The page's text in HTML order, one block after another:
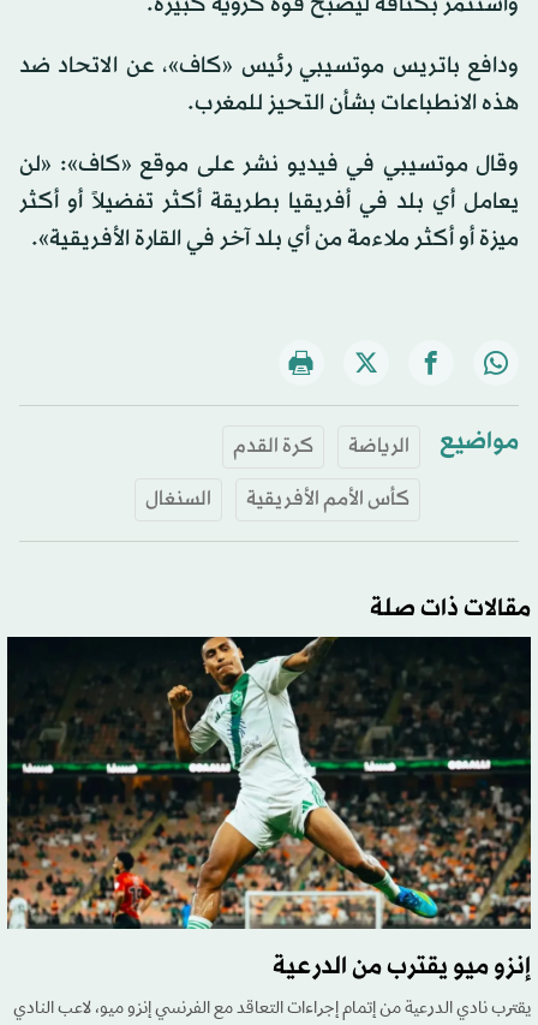
ودافع باتريس موتسيبي رئيس «كاف»، عن الاتحاد ضد
هذه الانطباعات بشأن التحيز للمغرب.
وقال موتسيبي في فيديو نشر على موقع «كاف»: «لن
يعامل أي بلد في أفريقيا بطريقة أكثر تفضيلاً أو أكثر
ميزة أو أكثر ملاءمة من أي بلد آخر في القارة الأفريقية».
مواضيع الرياضة
كرة القدم
كأس الأمم الأفريقية
السنغال
مقالات ذات صلة
إنزو ميو يقترب من الدرعية
يقترب نادي الدرعية من إتمام إجراءات التعاقد مع الفرنسي إنزو ميو، لاعب النادي